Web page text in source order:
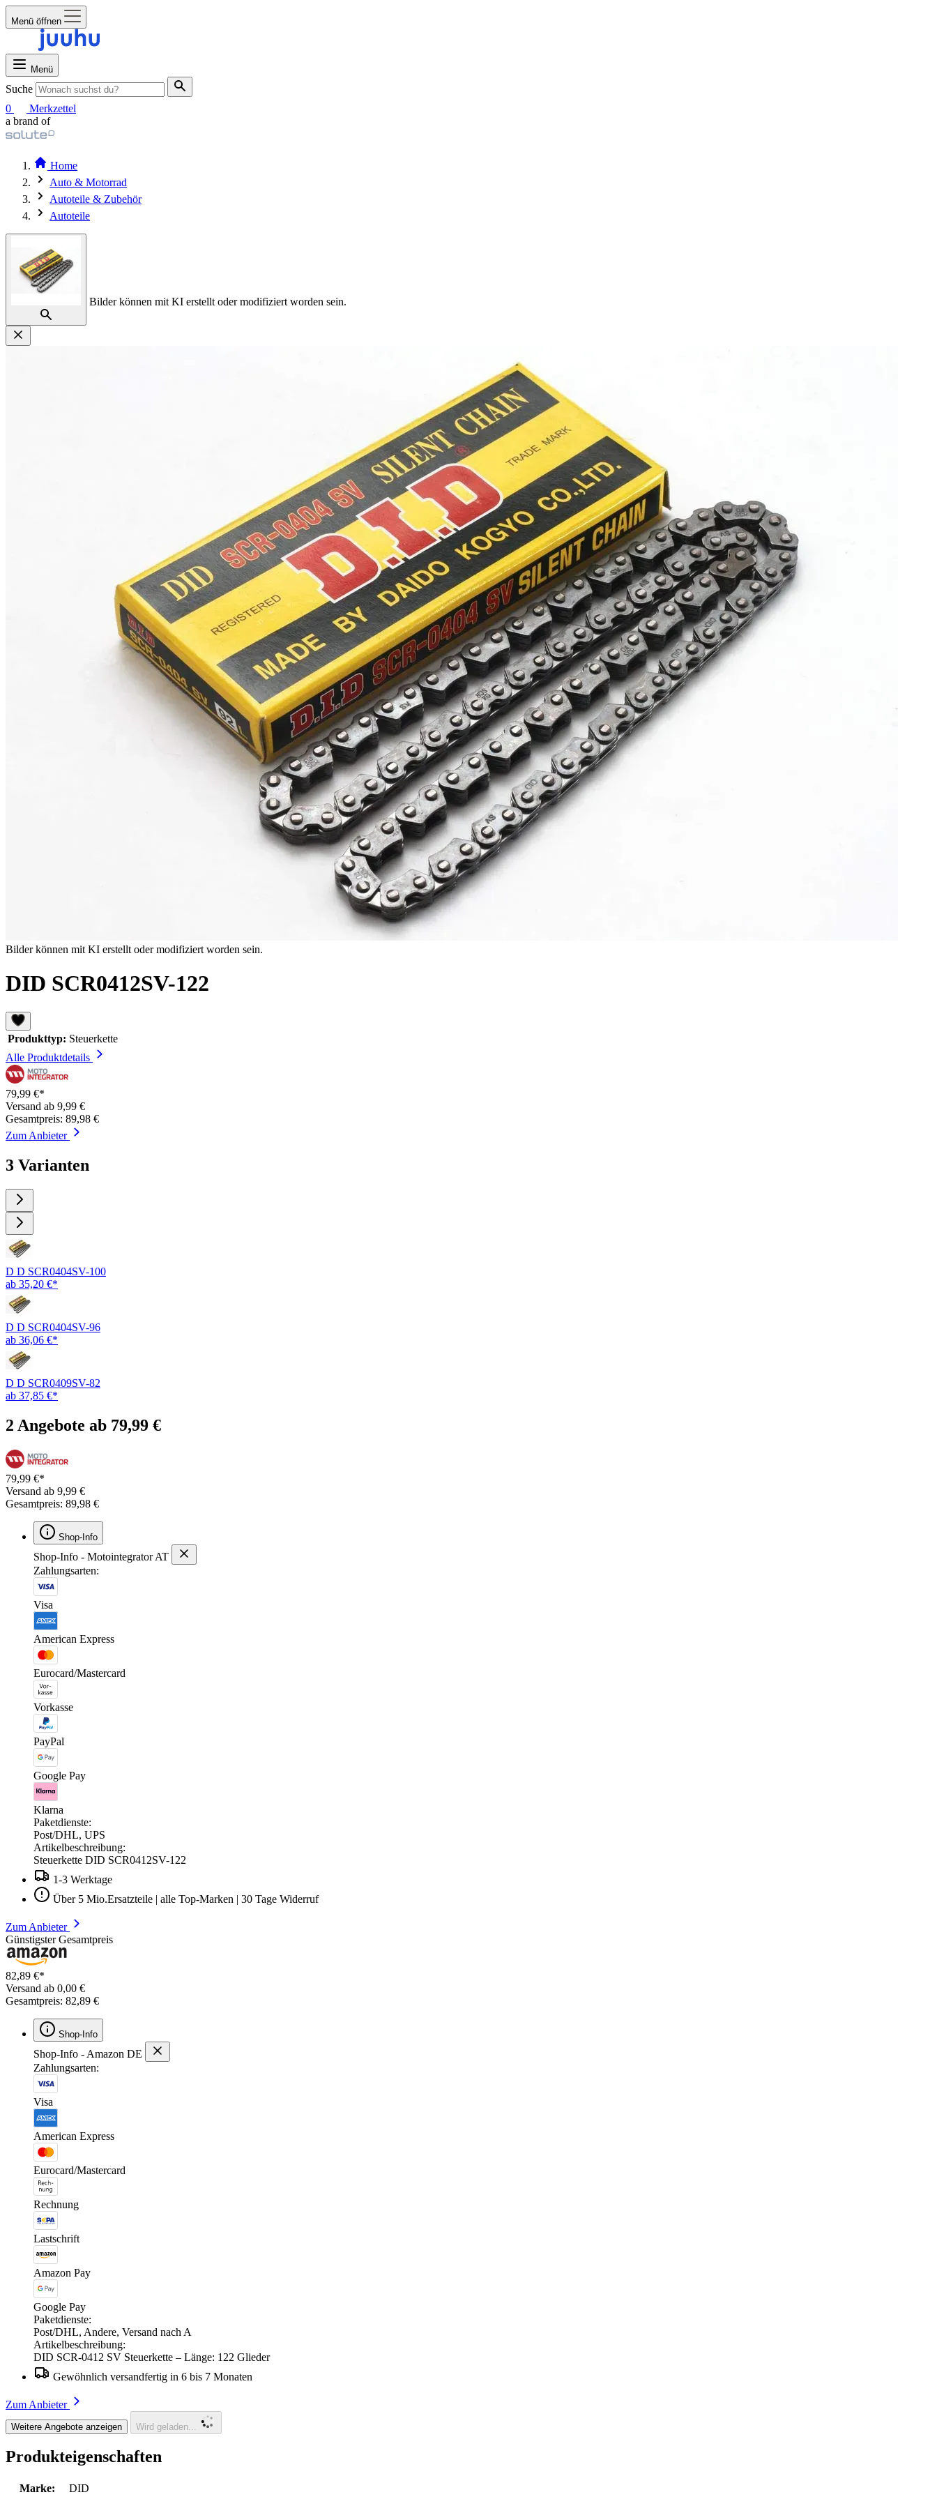
Menü öffnen
Menü
Suche
0
Merkzettel
a brand of
Home
Auto & Motorrad
Autoteile & Zubehör
Autoteile
Bilder können mit KI erstellt oder modifiziert worden sein.
Bilder können mit KI erstellt oder modifiziert worden sein.
DID SCR0412SV-122
Produkttyp: Steuerkette
Alle Produktdetails
79,99 €*
Versand ab 9,99 €
Gesamtpreis: 89,98 €
Zum Anbieter
3 Varianten
D D SCR0404SV-100
ab 35,20 €*
D D SCR0404SV-96
ab 36,06 €*
D D SCR0409SV-82
ab 37,85 €*
2 Angebote ab 79,99 €
79,99 €*
Versand ab 9,99 €
Gesamtpreis: 89,98 €
Shop-Info
Shop-Info - Motointegrator AT
Zahlungsarten:
Visa
American Express
Eurocard/Mastercard
Vorkasse
PayPal
Google Pay
Klarna
Paketdienste:
Post/DHL, UPS
Artikelbeschreibung:
Steuerkette DID SCR0412SV-122
1-3 Werktage
Über 5 Mio.Ersatzteile | alle Top-Marken | 30 Tage Widerruf
Zum Anbieter
Günstigster Gesamtpreis
82,89 €*
Versand ab 0,00 €
Gesamtpreis: 82,89 €
Shop-Info
Shop-Info - Amazon DE
Zahlungsarten:
Visa
American Express
Eurocard/Mastercard
Rechnung
Lastschrift
Amazon Pay
Google Pay
Paketdienste:
Post/DHL, Andere, Versand nach A
Artikelbeschreibung:
DID SCR-0412 SV Steuerkette – Länge: 122 Glieder
Gewöhnlich versandfertig in 6 bis 7 Monaten
Zum Anbieter
Weitere Angebote anzeigen Wird geladen...
Produkteigenschaften
Marke:
DID